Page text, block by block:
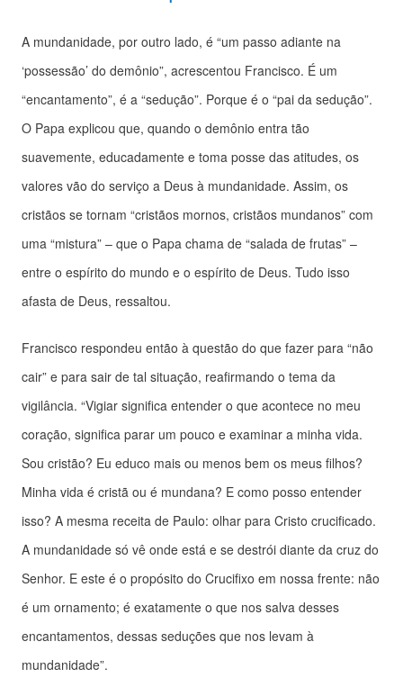
A mundanidade, por outro lado, é “um passo adiante na
‘possessão’ do demônio”, acrescentou Francisco. É um
“encantamento”, é a “sedução”. Porque é o “pai da sedução”.
O Papa explicou que, quando o demônio entra tão
suavemente, educadamente e toma posse das atitudes, os
valores vão do serviço a Deus à mundanidade. Assim, os
cristãos se tornam “cristãos mornos, cristãos mundanos” com
uma “mistura” – que o Papa chama de “salada de frutas” –
entre o espírito do mundo e o espírito de Deus. Tudo isso
afasta de Deus, ressaltou.
Francisco respondeu então à questão do que fazer para “não
cair” e para sair de tal situação, reafirmando o tema da
vigilância. “Vigiar significa entender o que acontece no meu
coração, significa parar um pouco e examinar a minha vida.
Sou cristão? Eu educo mais ou menos bem os meus filhos?
Minha vida é cristã ou é mundana? E como posso entender
isso? A mesma receita de Paulo: olhar para Cristo crucificado.
A mundanidade só vê onde está e se destrói diante da cruz do
Senhor. E este é o propósito do Crucifixo em nossa frente: não
é um ornamento; é exatamente o que nos salva desses
encantamentos, dessas seduções que nos levam à
mundanidade”.